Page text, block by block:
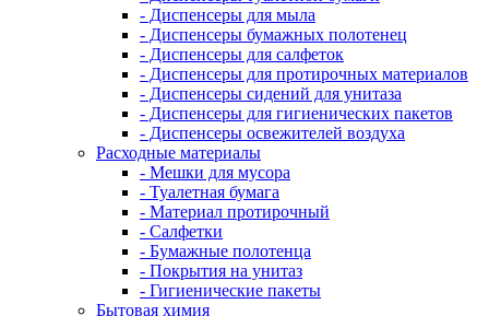
- Диспенсеры для мыла
- Диспенсеры бумажных полотенец
- Диспенсеры для салфеток
- Диспенсеры для протирочных материалов
- Диспенсеры сидений для унитаза
- Диспенсеры для гигиенических пакетов
- Диспенсеры освежителей воздуха
Расходные материалы
- Мешки для мусора
- Туалетная бумага
- Материал протирочный
- Салфетки
- Бумажные полотенца
- Покрытия на унитаз
- Гигиенические пакеты
Бытовая химия